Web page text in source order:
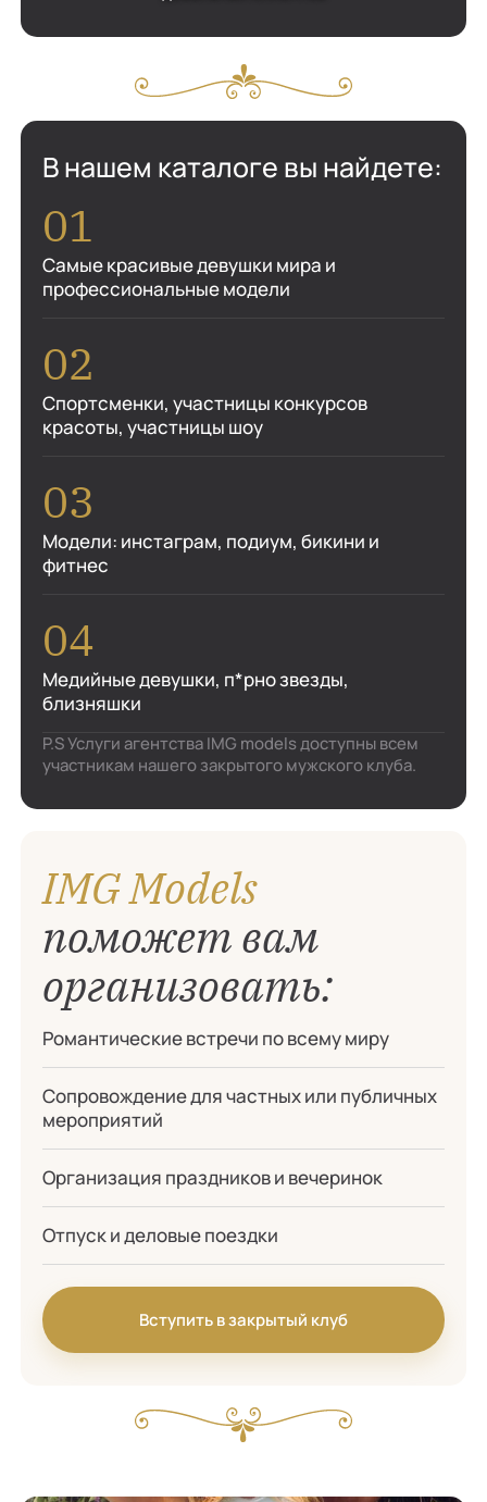
IMG Models
поможет вам
организовать:
Романтические встречи по всему миру
Сопровождение для частных или публичных
мероприятий
Организация праздников и вечеринок
Отпуск и деловые поездки
Вступить в закрытый клуб
В нашем каталоге вы найдете:
Самые красивые девушки мира и
профессиональные модели
Спортсменки, участницы конкурсов
красоты, участницы шоу
Модели: инстаграм, подиум, бикини и
фитнес
Медийные девушки, п*рно звезды,
близняшки
P.S Услуги агентства IMG models доступны всем
участникам нашего закрытого мужского клуба.